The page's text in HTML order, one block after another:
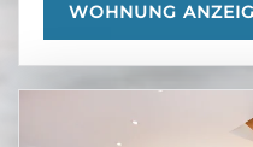
WOHNUNG